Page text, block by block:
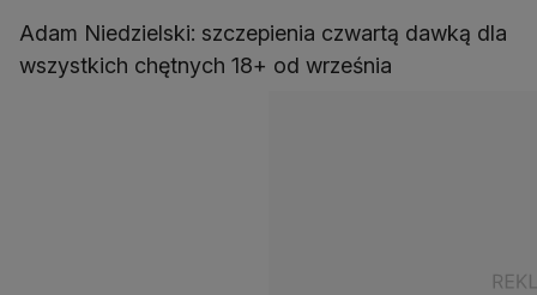
Adam Niedzielski: szczepienia czwartą dawką dla
wszystkich chętnych 18+ od września